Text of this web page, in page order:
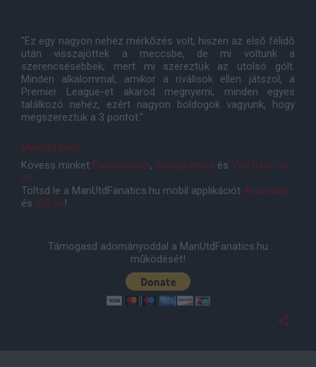
"Ez egy nagyon nehéz mérkõzés volt, hiszen az elsõ félidõ
után visszajöttek a meccsbe, de mi voltunk a
szerencsésebbek, mert mi szereztük az utolsó gólt.
Minden alkalommal, amikor a riválisok ellen játszol, a
Premier League-et akarod megnyerni, minden egyes
találkozó nehéz, ezért nagyon boldogok vagyunk, hogy
megszereztük a 3 pontot."
ManUtd.com
Kövess minket Facebookon, Instagramon és YouTube-on
is!
Töltsd le a ManUtdFanatics.hu mobil applikációt Androidra
és iOS-re!
Támogasd adományoddal a ManUtdFanatics.hu
működését!